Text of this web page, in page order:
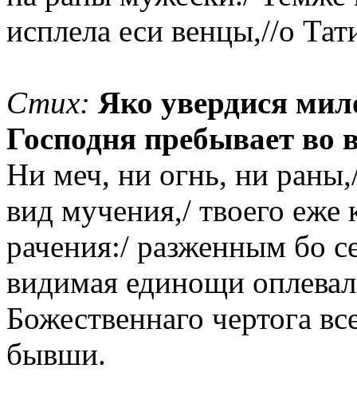
исплела еси венцы,//о
Стих: Яко увердися
Господня пребывает во
Ни меч, ни огнь, ни
вид мучения,/ твоего
рачения:/ разженным бо
видимая единощи
Божественнаго чертога
бывши.